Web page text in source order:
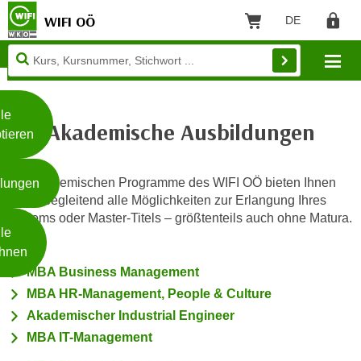
WIFI OÖ WarenkorbSprache:
DE
Akademische Ausbildungen
Die akademischen Programme des WIFI OÖ bieten Ihnen
berufsbegleitend alle Möglichkeiten zur Erlangung Ihres
Diploms oder Master-Titels – größtenteils auch ohne Matura.
MBA Business Management
MBA HR-Management, People & Culture
Akademischer Industrial Engineer
MBA IT-Management
Unsere
Webseite
nutzt
Cookies
i
n
o
Weiterlesen